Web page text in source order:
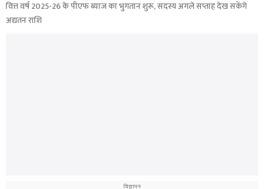
वित्त वर्ष 2025-26 के पीएफ ब्याज का भुगतान शुरू, सदस्य अगले सप्ताह देख सकेंगे
अद्यतन राशि